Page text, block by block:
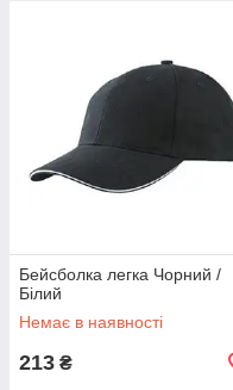
Бейсболка легка Чорний /
Білий
Немає в наявності
213 ₴